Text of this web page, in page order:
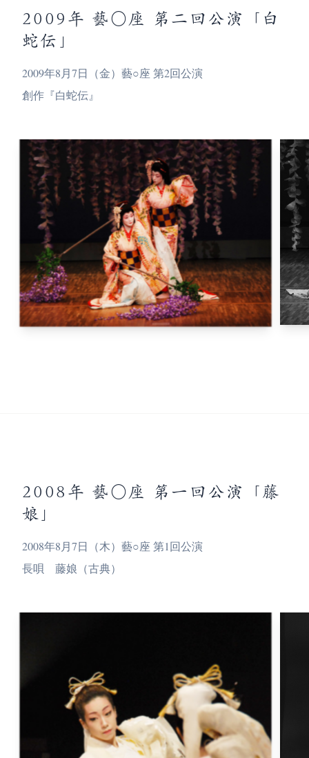
2009年 藝○座 第二回公演「白
蛇伝」
2009年8月7日（金）藝○座 第2回公演
創作『白蛇伝』
2008年 藝○座 第一回公演「藤
娘」
2008年8月7日（木）藝○座 第1回公演
長唄 藤娘（古典）